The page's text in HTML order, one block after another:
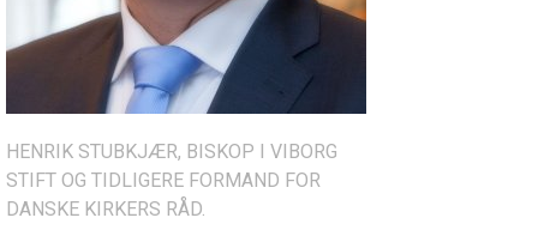
HENRIK STUBKJÆR, BISKOP I VIBORG
STIFT OG TIDLIGERE FORMAND FOR
DANSKE KIRKERS RÅD.